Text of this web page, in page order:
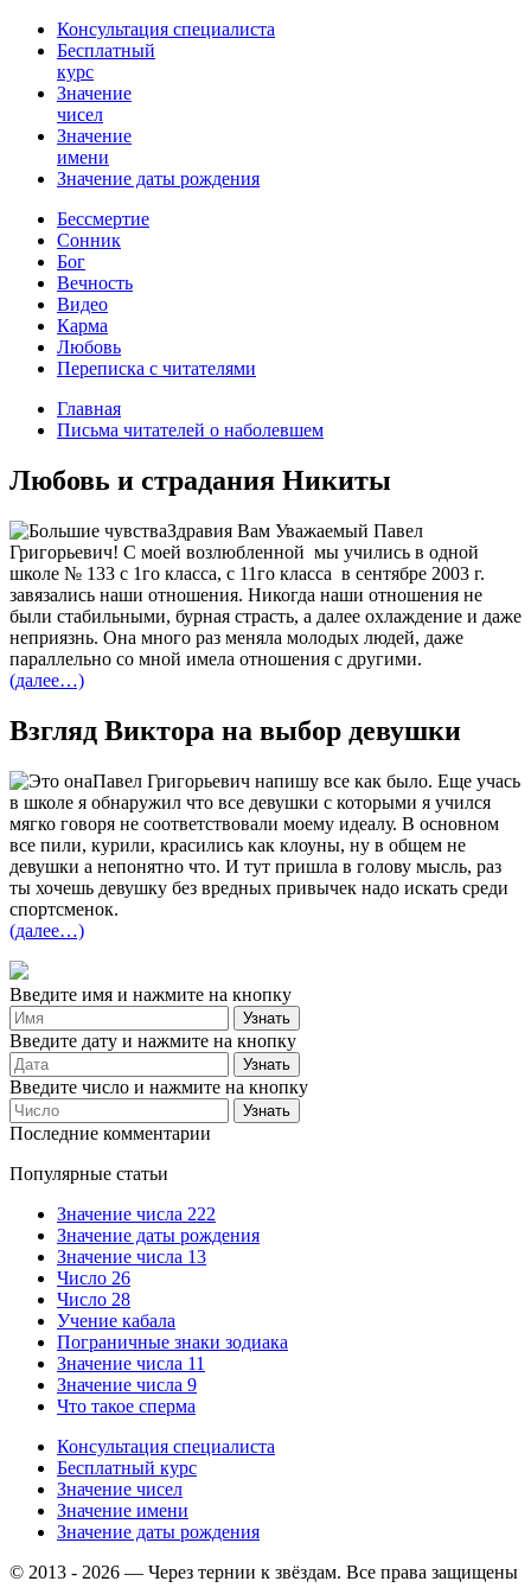
Консультация специалиста
Бесплатный
курс
Значение
чисел
Значение
имени
Значение даты рождения
Бессмертие
Сонник
Бог
Вечность
Видео
Карма
Любовь
Переписка с читателями
Главная
Письма читателей о наболевшем
Любовь и страдания Никиты
Здравия Вам Уважаемый Павел
Григорьевич! С моей возлюбленной мы учились в одной
школе № 133 с 1го класса, с 11го класса в сентябре 2003 г.
завязались наши отношения. Никогда наши отношения не
были стабильными, бурная страсть, а далее охлаждение и даже
неприязнь. Она много раз меняла молодых людей, даже
параллельно со мной имела отношения с другими.
(далее…)
Взгляд Виктора на выбор девушки
Павел Григорьевич напишу все как было. Еще учась
в школе я обнаружил что все девушки с которыми я учился
мягко говоря не соответствовали моему идеалу. В основном
все пили, курили, красились как клоуны, ну в общем не
девушки а непонятно что. И тут пришла в голову мысль, раз
ты хочешь девушку без вредных привычек надо искать среди
спортсменок.
(далее…)
Введите имя и нажмите на кнопку
Введите дату и нажмите на кнопку
Введите число и нажмите на кнопку
Последние комментарии
Популярные статьи
Значение числа 222
Значение даты рождения
Значение числа 13
Число 26
Число 28
Учение кабала
Пограничные знаки зодиака
Значение числа 11
Значение числа 9
Что такое сперма
Консультация специалиста
Бесплатный курс
Значение чисел
Значение имени
Значение даты рождения
© 2013 - 2026 — Через тернии к звёздам. Все права защищены